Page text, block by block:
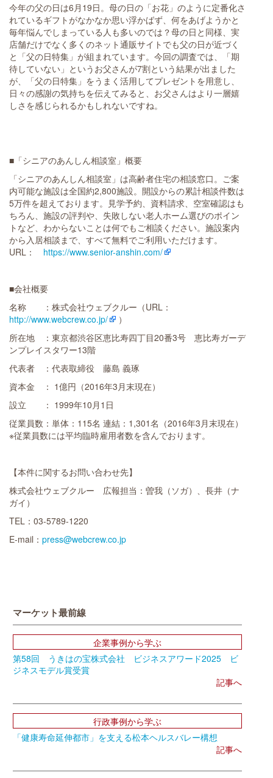
今年の父の日は6月19日。母の日の「お花」のように定番化さ
れているギフトがなかなか思い浮かばず、何をあげようかと
毎年悩んでしまっている人も多いのでは？母の日と同様、実
店舗だけでなく多くのネット通販サイトでも父の日が近づく
と「父の日特集」が組まれています。今回の調査では、「期
待していない」というお父さんが7割という結果が出ました
が、「父の日特集」をうまく活用してプレゼントを用意し、
日々の感謝の気持ちを伝えてみると、お父さんはより一層嬉
しさを感じられるかもしれないですね。
■「シニアのあんしん相談室」概要
「シニアのあんしん相談室」は高齢者住宅の相談窓口。ご案
内可能な施設は全国約2,800施設。開設からの累計相談件数は
5万件を超えております。見学予約、資料請求、空室確認はも
ちろん、施設の評判や、失敗しない老人ホーム選びのポイン
トなど、わからないことは何でもご相談ください。施設案内
から入居相談まで、すべて無料でご利用いただけます。
URL： https://www.senior-anshin.com/
■会社概要
名称 ：株式会社ウェブクルー（URL：
http://www.webcrew.co.jp/
）
所在地 ：東京都渋谷区恵比寿四丁目20番3号 恵比寿ガーデ
ンプレイスタワー13階
代表者 ：代表取締役 藤島 義琢
資本金 ： 1億円（2016年3月末現在）
設立 ： 1999年10月1日
従業員数：単体：115名 連結：1,301名（2016年3月末現在）
※従業員数には平均臨時雇用者数を含んでおります。
【本件に関するお問い合わせ先】
株式会社ウェブクルー 広報担当：曽我（ソガ）、長井（ナ
ガイ）
TEL：03-5789-1220
E-mail： press@webcrew.co.jp
マーケット最前線
企業事例から学ぶ
第58回 うきはの宝株式会社 ビジネスアワード2025 ビ
ジネスモデル賞受賞
記事へ
行政事例から学ぶ
「健康寿命延伸都市」を支える松本ヘルスバレー構想
記事へ